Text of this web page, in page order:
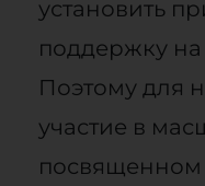
установить
поддержку на
Поэтому для
участие в
посвященном